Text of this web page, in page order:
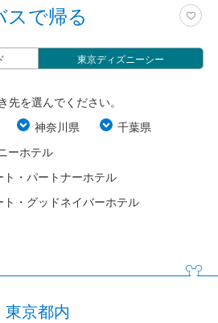
スで帰る
東京ディズニーシー
を選んでください。
神奈川県
千葉県
ーホテル
・パートナーホテル
・グッドネイバーホテル
東京都内